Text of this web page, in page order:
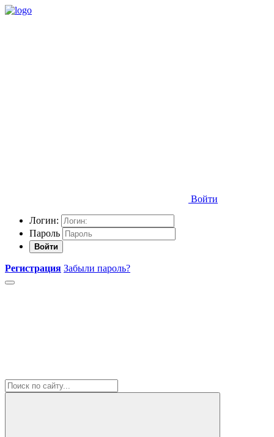
Войти
Логин:
Пароль
Войти
Регистрация Забыли пароль?